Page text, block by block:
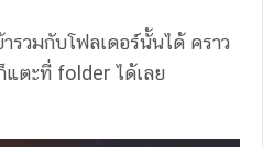
รวมกับโฟลเดอร์นั้นได้ คราว
แตะที่ folder ได้เลย